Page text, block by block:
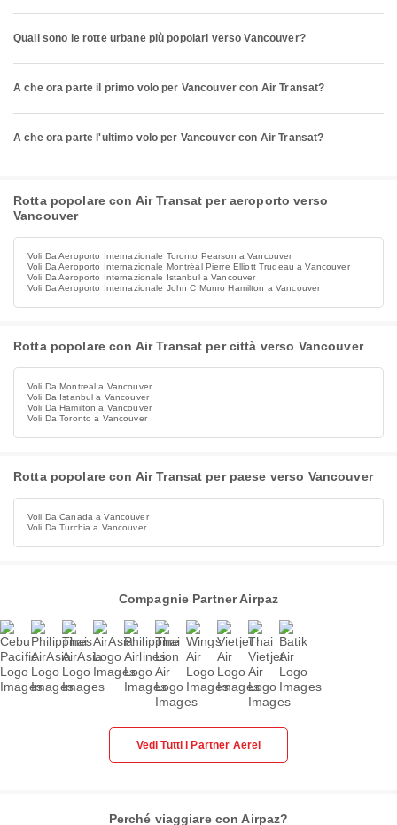
Quali sono le rotte urbane più popolari verso Vancouver?
A che ora parte il primo volo per Vancouver con Air Transat?
A che ora parte l'ultimo volo per Vancouver con Air Transat?
Rotta popolare con Air Transat per aeroporto verso
Vancouver
Voli Da Aeroporto Internazionale Toronto Pearson a Vancouver
Voli Da Aeroporto Internazionale Montréal Pierre Elliott Trudeau a Vancouver
Voli Da Aeroporto Internazionale Istanbul a Vancouver
Voli Da Aeroporto Internazionale John C Munro Hamilton a Vancouver
Rotta popolare con Air Transat per città verso Vancouver
Voli Da Montreal a Vancouver
Voli Da Istanbul a Vancouver
Voli Da Hamilton a Vancouver
Voli Da Toronto a Vancouver
Rotta popolare con Air Transat per paese verso Vancouver
Voli Da Canada a Vancouver
Voli Da Turchia a Vancouver
Compagnie Partner Airpaz
Vedi Tutti i Partner Aerei
Perché viaggiare con Airpaz?